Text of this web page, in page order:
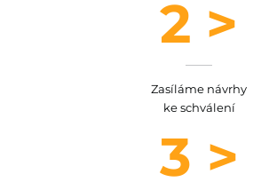
2 >
Zasíláme návrhy
ke schválení
3 >